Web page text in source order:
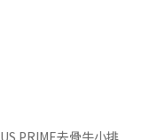
US.PRIME去骨牛小排